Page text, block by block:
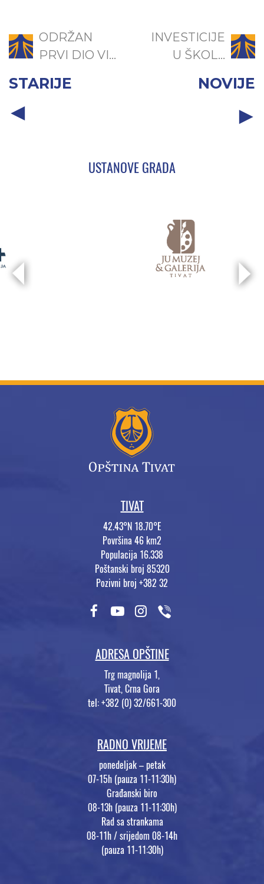
ODRŽAN
PRVI DIO VI...
STARIJE
INVESTICIJE
U ŠKOL...
NOVIJE
USTANOVE GRADA
TIVAT
42.43°N 18.70°E
Površina 46 km2
Populacija 16.338
Poštanski broj 85320
Pozivni broj +382 32
ADRESA OPŠTINE
Trg magnolija 1,
Tivat, Crna Gora
tel: +382 (0) 32/661-300
RADNO VRIJEME
ponedeljak – petak
07-15h (pauza 11-11:30h)
Građanski biro
08-13h (pauza 11-11:30h)
Rad sa strankama
08-11h / srijedom 08-14h
(pauza 11-11:30h)